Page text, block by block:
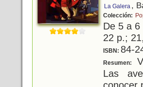
La Galera ,
Colección:
De 5 a
22 p.;
ISBN: 84-
Resumen:
Las